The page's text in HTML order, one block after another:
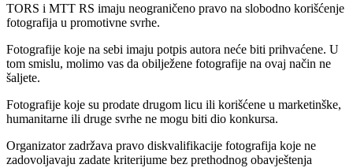
TORS i MTT RS imaju neograničeno pravo na slobodno korišćenje
fotografija u promotivne svrhe.
Fotografije koje na sebi imaju potpis autora neće biti prihvaćene. U
tom smislu, molimo vas da obilježene fotografije na ovaj način ne
šaljete.
Fotografije koje su prodate drugom licu ili korišćene u marketinške,
humanitarne ili druge svrhe ne mogu biti dio konkursa.
Organizator zadržava pravo diskvalifikacije fotografija koje ne
zadovoljavaju zadate kriterijume bez prethodnog obavještenja